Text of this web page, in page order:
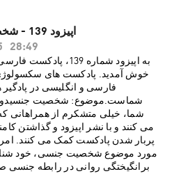
اپیزود 139 - شخصیت جنسی
28:49
به اپیزود شماره 139،
خوش آمدید. پادکست های
فارسی و انگلیسی در
شماست.موضوع: شخصیت
شما، خیلی متشکرم از همراهانی
می کنند و با نشر اپیزود و گذاشتن
پربار شدن پادکست کمک می کنند.
مورد موضوع شخصیت جنسی، خود
برانگیختگی روانی در رابطه جنسی